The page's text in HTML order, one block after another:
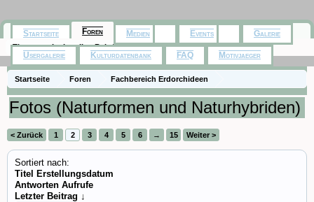
Startseite Foren Fachbereich Erdorchideen
Fotos (Naturformen und Naturhybriden)
< Zurück 1 2 3 4 5 6 → 15 Weiter >
Sortiert nach:
Titel
Erstellungsdatum
Antworten Aufrufe
Letzter Beitrag ↓
Startseite Foren
Themen mit aktuellen Beiträgen
Medien Events Galerie
Usergalerie Kulturdatenbank FAQ Motivjaeger